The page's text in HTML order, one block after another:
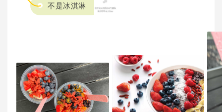
不是冰淇淋